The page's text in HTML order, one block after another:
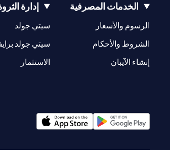
الخدمات المصرفية
الرسوم والأسعار
opens in a new tab
الشروط والأحكام opens in a new tab
إنشاء الآيبان opens in a new tab
إدارة
سيتي جولد
سيتي جولد
الاستثمار